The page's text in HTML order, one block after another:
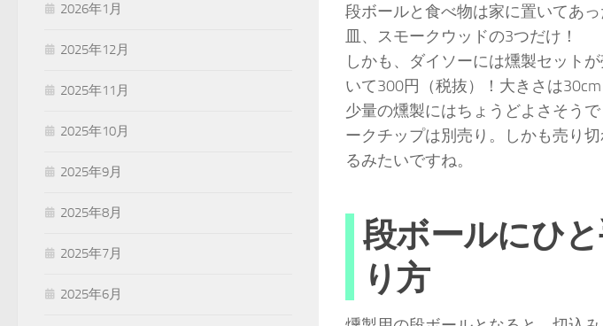
段ボールと食べ物は家に置いてあ
皿、スモークウッドの3つだけ！
しかも、ダイソーには燻製セット
いて300円（税抜）！大きさは
少量の燻製にはちょうどよさそう
ークチップは別売り。しかも売り
るみたいですね。
段ボールにひ
り方
2026年1月
2025年12月
2025年11月
2025年10月
2025年9月
2025年8月
2025年7月
2025年6月